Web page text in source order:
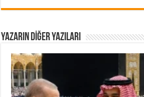
YAZARIN DIĞER YAZILARI